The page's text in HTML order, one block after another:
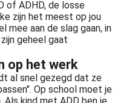
of ADHD, de losse
zijn het meest op jou
mee aan de slag gaan, in
geheel gaat
op het werk
al snel gezegd dat ze
Op school moet je